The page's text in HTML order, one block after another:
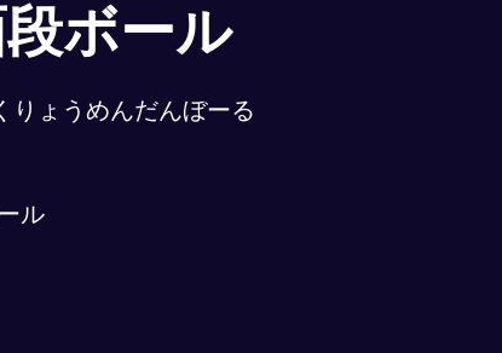
ボール
りょうめんだんぼーる
ル